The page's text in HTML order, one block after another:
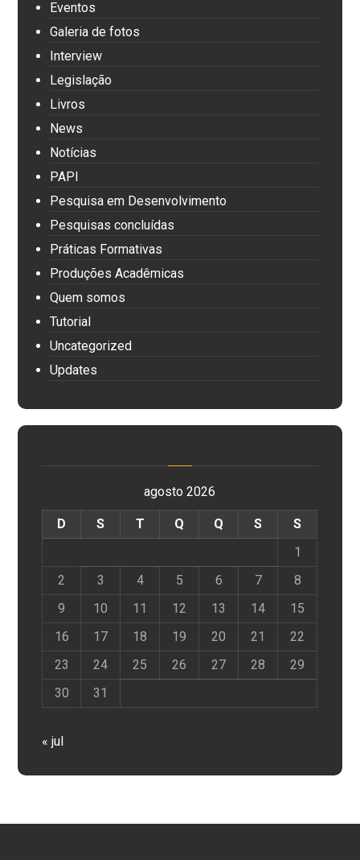
Eventos
Galeria de fotos
Interview
Legislação
Livros
News
Notícias
PAPI
Pesquisa em Desenvolvimento
Pesquisas concluídas
Práticas Formativas
Produções Acadêmicas
Quem somos
Tutorial
Uncategorized
Updates
agosto 2026
D S T Q Q S
S
1
2
3 4 5 6 7
8
9
10 11 12 13 14
15
16
17 18 19 20 21
22
23
24 25 26 27 28
29
30
31
« jul